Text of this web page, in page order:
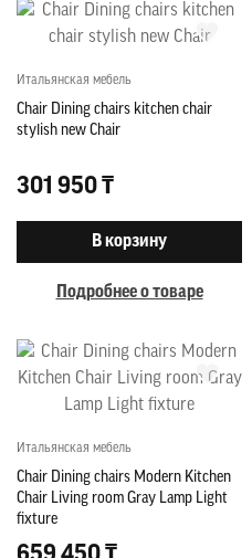
Итальянская мебель
Chair Dining chairs kitchen chair
stylish new Chair
301 950 ₸
В корзину
Подробнее о товаре
Итальянская мебель
Chair Dining chairs Modern Kitchen
Chair Living room Gray Lamp Light
fixture